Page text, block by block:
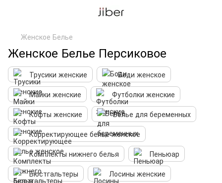
Женское Белье
Женское Белье Персиковое
Трусики женские
Боди женское
Майки женские
Футболки женские
Кофты женские
Белье для беременных
Корректирующее белье женское
Комплекты нижнего белья
Пеньюар
Бюстгальтеры
Лосины женские